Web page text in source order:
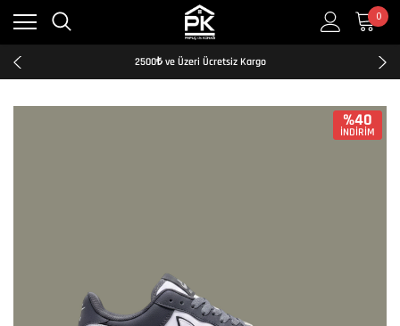
0
Kredi Kartına Taksit İmkanı
2500₺ ve Üzeri Ücretsiz Kargo
Tüm Türkiye'ye Hızlı ve Şeffaf Kargo
%40
İNDİRİM